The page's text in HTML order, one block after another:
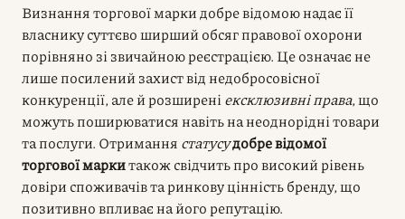
Визнання торгової марки добре відомою надає її
власнику суттєво ширший обсяг правової охорони
порівняно зі звичайною реєстрацією. Це означає не
лише посилений захист від недобросовісної
конкуренції, але й розширені ексклюзивні права, що
можуть поширюватися навіть на неоднорідні товари
та послуги. Отримання статусудобре відомої
торгової маркитакож свідчить про високий рівень
довіри споживачів та ринкову цінність бренду, що
позитивно впливає на його репутацію.